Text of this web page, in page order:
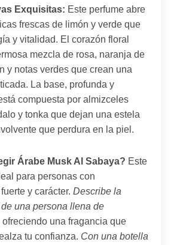
Exquisitas: Este perfume abre
frescas de limón y verde que
y vitalidad. El corazón floral
mezcla de rosa, naranja de
y notas verdes que crean una
La base, profunda y
compuesta por almizceles
y tonka que dejan una estela
que perdura en la piel.
Árabe Musk Al Sabaya? Este
para personas con
y carácter. Describe la
una persona llena de
ofreciendo una fragancia que
tu confianza. Con una botella